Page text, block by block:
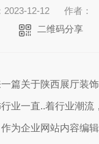
2023-12-12 作者：
二维码分享
篇关于陕西展厅装饰
业一直..着行业潮流
为企业网站内容编